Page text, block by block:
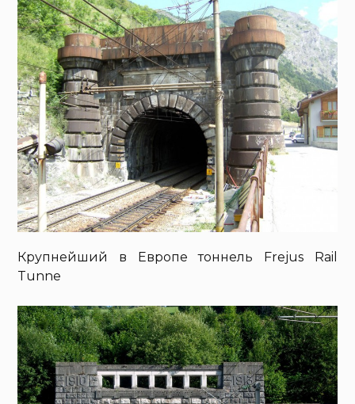
Крупнейший в Европе тоннель Frejus Rail
Tunne